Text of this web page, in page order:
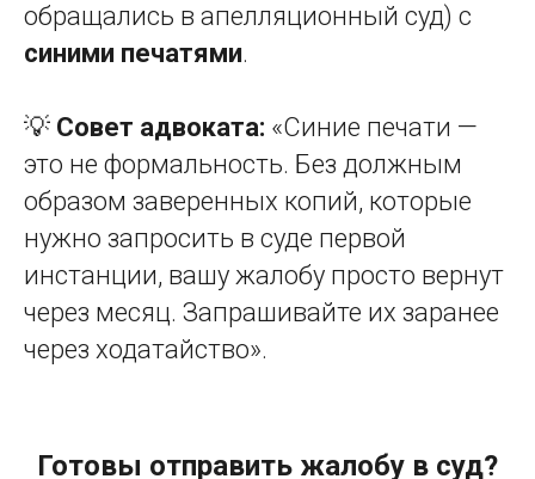
обращались в апелляционный суд) с
синими печатями.
💡 Совет адвоката: «Синие печати —
это не формальность. Без должным
образом заверенных копий, которые
нужно запросить в суде первой
инстанции, вашу жалобу просто вернут
через месяц. Запрашивайте их заранее
через ходатайство».
Готовы отправить жалобу в суд?